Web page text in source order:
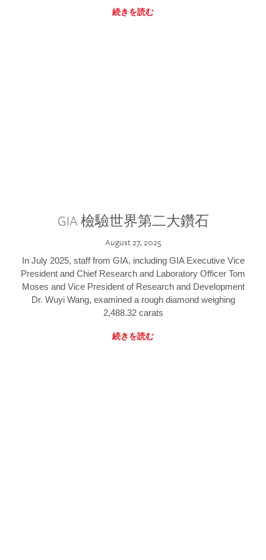
続きを読む
GIA 檢驗世界第二大鑽石
August 27, 2025
In July 2025, staff from GIA, including GIA Executive Vice
President and Chief Research and Laboratory Officer Tom
Moses and Vice President of Research and Development
Dr. Wuyi Wang, examined a rough diamond weighing
2,488.32 carats
続きを読む